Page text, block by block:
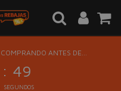
COMPRANDO ANTES DE...
: 49
SEGUNDOS